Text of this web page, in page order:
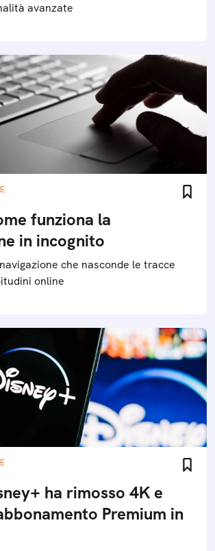
avanzate
funziona la
in incognito
che nasconde le tracce
online
ha rimosso 4K e
Premium in